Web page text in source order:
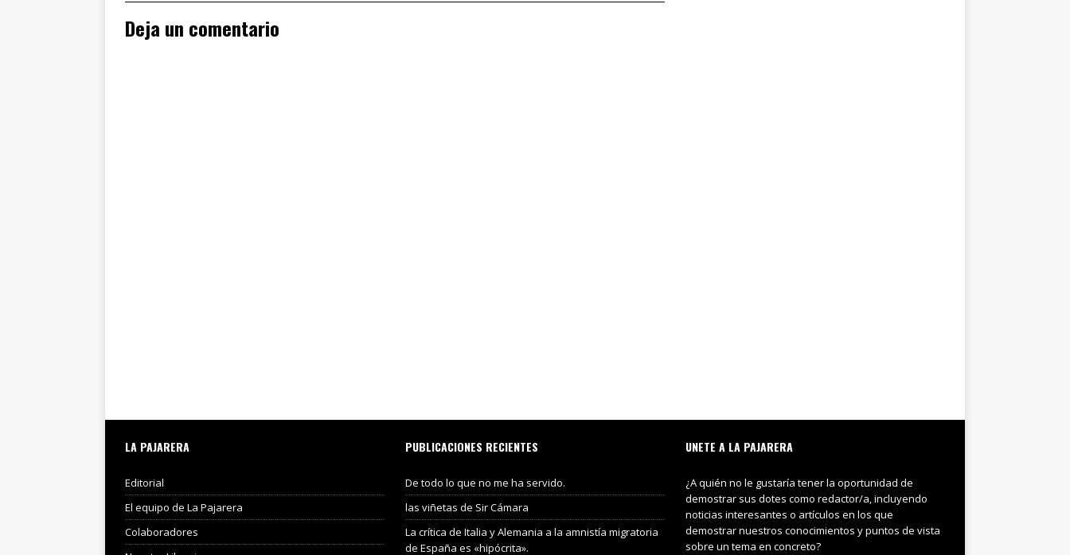
Deja un comentario
LA PAJARERA
Editorial
El equipo de La Pajarera
Colaboradores
PUBLICACIONES RECIENTES
De todo lo que no me ha servido.
las viñetas de Sir Cámara
La crítica de Italia y Alemania a la amnistía migratoria
de España es «hipócrita».
UNETE A LA PAJARERA
¿A quién no le gustaría tener la oportunidad de
demostrar sus dotes como redactor/a, incluyendo
noticias interesantes o artículos en los que
demostrar nuestros conocimientos y puntos de vista
sobre un tema en concreto?